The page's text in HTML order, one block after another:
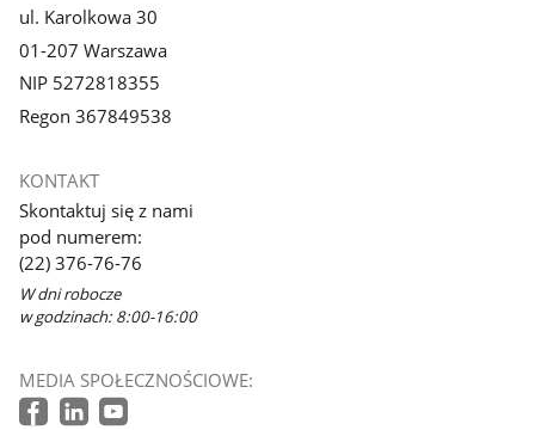
ul. Karolkowa 30
01-207 Warszawa
NIP 5272818355
Regon 367849538
KONTAKT
Skontaktuj się z nami
pod numerem:
(22) 376-76-76
W dni robocze
w godzinach: 8:00-16:00
MEDIA SPOŁECZNOŚCIOWE: